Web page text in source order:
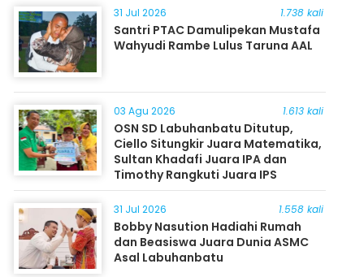
31 Jul 2026 1.738 kali
Santri PTAC Damulipekan Mustafa
Wahyudi Rambe Lulus Taruna AAL
03 Agu 2026 1.613 kali
OSN SD Labuhanbatu Ditutup,
Ciello Situngkir Juara Matematika,
Sultan Khadafi Juara IPA dan
Timothy Rangkuti Juara IPS
31 Jul 2026 1.558 kali
Bobby Nasution Hadiahi Rumah
dan Beasiswa Juara Dunia ASMC
Asal Labuhanbatu